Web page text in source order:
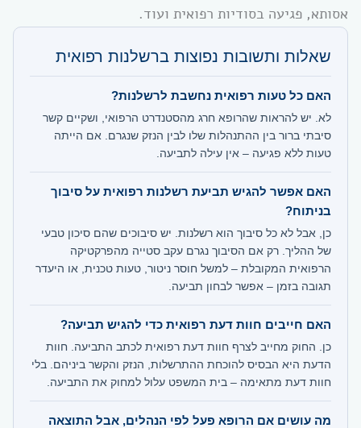
אסותא, פגיעה בסודיות רפואית ועוד.
שאלות ותשובות נפוצות ברשלנות רפואית
האם כל טעות רפואית נחשבת לרשלנות?
לא. יש להראות שהרופא חרג מהסטנדרט הרפואי, ושקיים קשר
סיבתי ברור בין ההתנהלות שלו לבין הנזק שנגרם. אם הייתה
טעות ללא פגיעה – אין עילה לתביעה.
האם אפשר להגיש תביעת רשלנות רפואית על סיבוך
בניתוח?
כן, אבל לא כל סיבוך הוא רשלנות. יש סיבוכים שהם סיכון טבעי
של ההליך. רק אם הסיבוך נגרם עקב סטייה מהפרקטיקה
הרפואית המקובלת – למשל חוסר ניטור, טעות טכנית, או היעדר
תגובה בזמן – אפשר לבחון תביעה.
האם חייבים חוות דעת רפואית כדי להגיש תביעה?
כן. החוק מחייב לצרף חוות דעת רפואית לכתב התביעה. חוות
הדעת היא הבסיס להוכחת ההתרשלות, הנזק והקשר ביניהם. בלי
חוות דעת מתאימה – בית המשפט עלול למחוק את התביעה.
מה עושים אם הרופא פעל לפי הנהלים, אבל התוצאה